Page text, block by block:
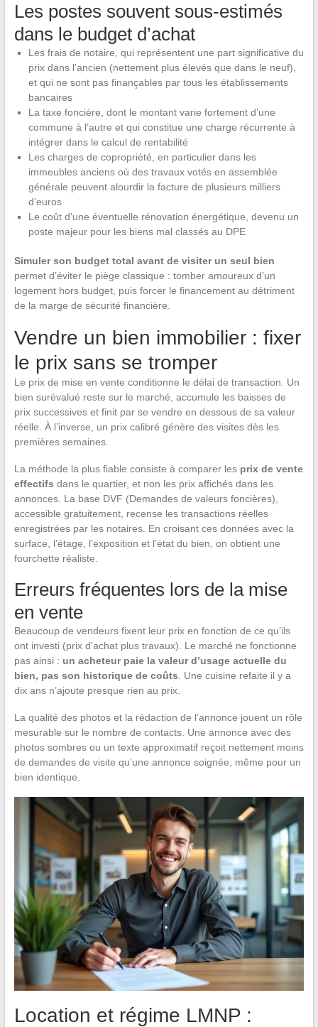
Les postes souvent sous-estimés
dans le budget d’achat
Les frais de notaire, qui représentent une part significative du
prix dans l’ancien (nettement plus élevés que dans le neuf),
et qui ne sont pas finançables par tous les établissements
bancaires
La taxe foncière, dont le montant varie fortement d’une
commune à l’autre et qui constitue une charge récurrente à
intégrer dans le calcul de rentabilité
Les charges de copropriété, en particulier dans les
immeubles anciens où des travaux votés en assemblée
générale peuvent alourdir la facture de plusieurs milliers
d’euros
Le coût d’une éventuelle rénovation énergétique, devenu un
poste majeur pour les biens mal classés au DPE
Simuler son budget total avant de visiter un seul bien
permet d’éviter le piège classique : tomber amoureux d’un
logement hors budget, puis forcer le financement au détriment
de la marge de sécurité financière.
Vendre un bien immobilier : fixer
le prix sans se tromper
Le prix de mise en vente conditionne le délai de transaction. Un
bien surévalué reste sur le marché, accumule les baisses de
prix successives et finit par se vendre en dessous de sa valeur
réelle. À l’inverse, un prix calibré génère des visites dès les
premières semaines.
La méthode la plus fiable consiste à comparer les prix de vente
effectifs dans le quartier, et non les prix affichés dans les
annonces. La base DVF (Demandes de valeurs foncières),
accessible gratuitement, recense les transactions réelles
enregistrées par les notaires. En croisant ces données avec la
surface, l’étage, l’exposition et l’état du bien, on obtient une
fourchette réaliste.
Erreurs fréquentes lors de la mise
en vente
Beaucoup de vendeurs fixent leur prix en fonction de ce qu’ils
ont investi (prix d’achat plus travaux). Le marché ne fonctionne
pas ainsi : un acheteur paie la valeur d’usage actuelle du
bien, pas son historique de coûts. Une cuisine refaite il y a
dix ans n’ajoute presque rien au prix.
La qualité des photos et la rédaction de l’annonce jouent un rôle
mesurable sur le nombre de contacts. Une annonce avec des
photos sombres ou un texte approximatif reçoit nettement moins
de demandes de visite qu’une annonce soignée, même pour un
bien identique.
Location et régime LMNP :